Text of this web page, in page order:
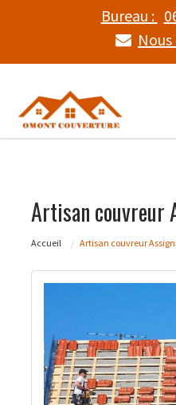
Bureau :
Artisan couvreur
Accueil Artisan couvreur